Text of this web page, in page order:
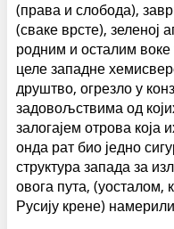
(права и слобода),
(сваке врсте), зеленој
родним и осталим
целе западне
друштво, огрезло у
задовољствима од
залогајем отрова која
онда рат био једно
структура запада за
овога пута, (уосталом,
Русију крене)